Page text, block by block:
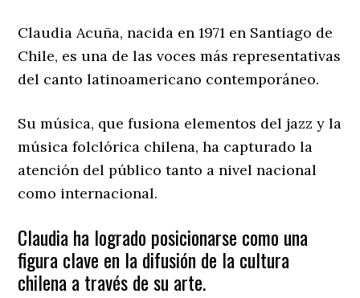
Claudia Acuña, nacida en 1971 en Santiago de
Chile, es una de las voces más representativas
del canto latinoamericano contemporáneo.
Su música, que fusiona elementos del jazz y la
música folclórica chilena, ha capturado la
atención del público tanto a nivel nacional
como internacional.
Claudia ha logrado posicionarse como una
figura clave en la difusión de la cultura
chilena a través de su arte.